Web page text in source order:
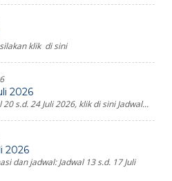
klik di sini
2026
s.d. 24 Juli 2026, klik di sini Jadwal...
2026
dan jadwal: Jadwal 13 s.d. 17 Juli